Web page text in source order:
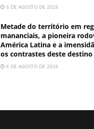
6 DE AGOSTO DE 2026
Metade do território em
mananciais, a pioneira
América Latina e a
os contrastes deste destino
6 DE AGOSTO DE 2026